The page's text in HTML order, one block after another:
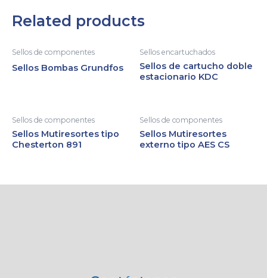
Related products
Sellos de componentes
Sellos Bombas Grundfos
Sellos encartuchados
Sellos de cartucho doble
estacionario KDC
Sellos de componentes
Sellos Mutiresortes tipo
Chesterton 891
Sellos de componentes
Sellos Mutiresortes
externo tipo AES CS